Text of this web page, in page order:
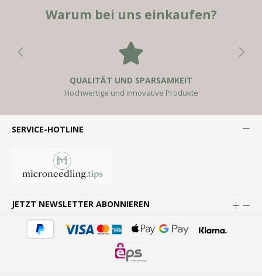
Warum bei uns einkaufen?
QUALITÄT UND SPARSAMKEIT
Hochwertige und innovative Produkte
SERVICE-HOTLINE
JETZT NEWSLETTER ABONNIEREN